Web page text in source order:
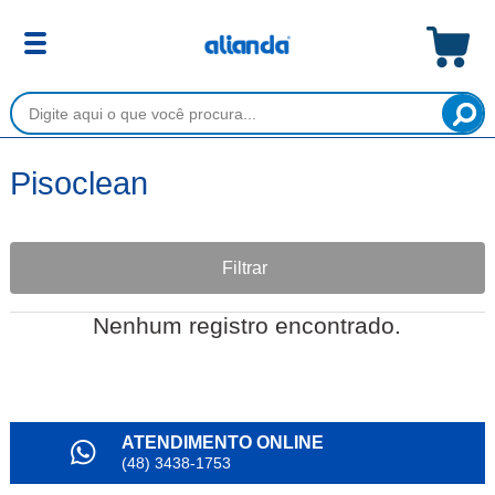
Pisoclean
Filtrar
Nenhum registro encontrado.
ATENDIMENTO ONLINE
(48) 3438-1753